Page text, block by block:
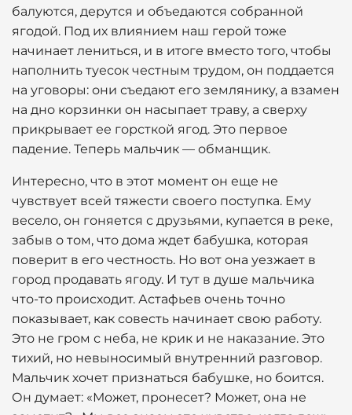
балуются, дерутся и объедаются собранной
ягодой. Под их влиянием наш герой тоже
начинает лениться, и в итоге вместо того, чтобы
наполнить туесок честным трудом, он поддается
на уговоры: они съедают его землянику, а взамен
на дно корзинки он насыпает траву, а сверху
прикрывает ее горсткой ягод. Это первое
падение. Теперь мальчик — обманщик.
Интересно, что в этот момент он еще не
чувствует всей тяжести своего поступка. Ему
весело, он гоняется с друзьями, купается в реке,
забыв о том, что дома ждет бабушка, которая
поверит в его честность. Но вот она уезжает в
город продавать ягоду. И тут в душе мальчика
что-то происходит. Астафьев очень точно
показывает, как совесть начинает свою работу.
Это не гром с неба, не крик и не наказание. Это
тихий, но невыносимый внутренний разговор.
Мальчик хочет признаться бабушке, но боится.
Он думает: «Может, пронесет? Может, она не